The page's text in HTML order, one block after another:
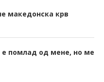
македонска крв
помлад од мене, но ме